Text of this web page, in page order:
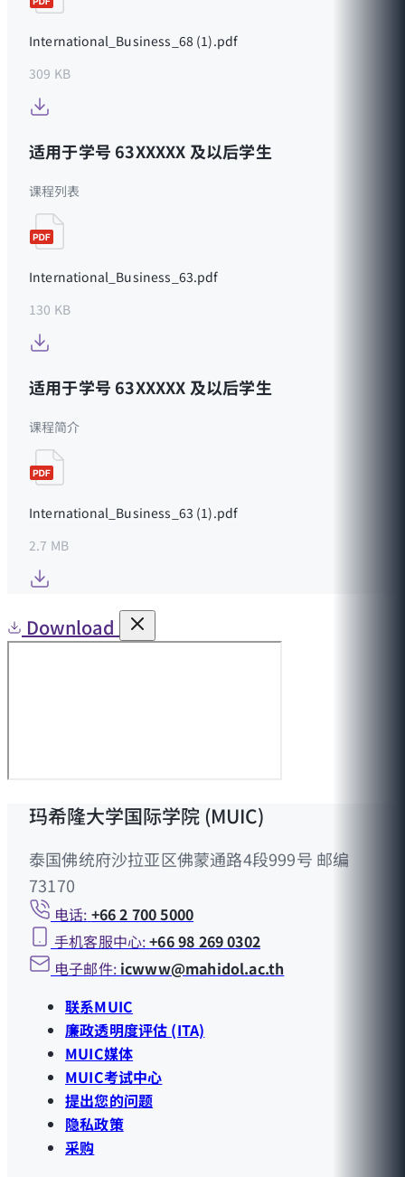
International_Business_68 (1).pdf
309 KB
适用于学号 63XXXXX 及以后学生
课程列表
International_Business_63.pdf
130 KB
适用于学号 63XXXXX 及以后学生
课程简介
International_Business_63 (1).pdf
2.7 MB
Download
玛希隆大学国际学院 (MUIC)
泰国佛统府沙拉亚区佛蒙通路4段999号 邮编
73170
电话: +66 2 700 5000
手机客服中心:+66 98 269 0302
电子邮件: icwww@mahidol.ac.th
联系MUIC
廉政透明度评估 (ITA)
MUIC媒体
MUIC考试中心
提出您的问题
隐私政策
采购